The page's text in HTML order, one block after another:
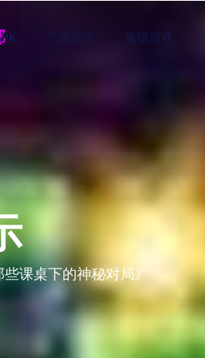
产品展示 集团游戏
些课桌下的神秘对局》